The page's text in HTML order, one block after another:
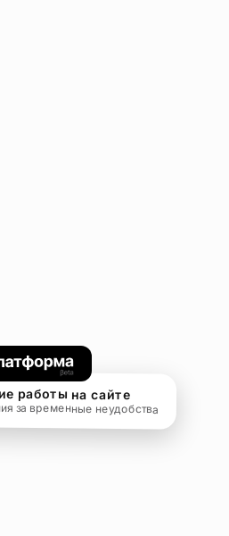
работы на сайте
за временные неудобства